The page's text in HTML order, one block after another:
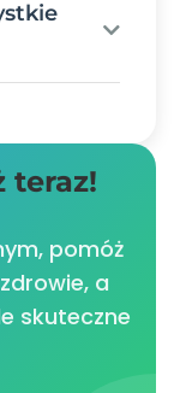
teraz!
pomóż
a
skuteczne